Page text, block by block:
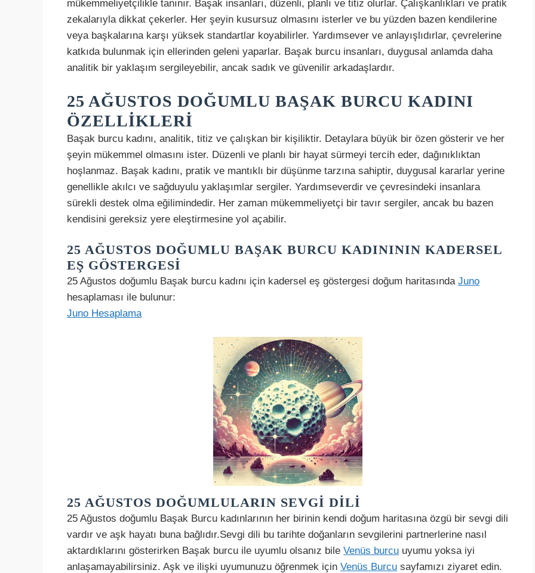
mükemmeliyetçilikle tanınır. Başak insanları, düzenli, planlı ve titiz olurlar. Çalışkanlıkları ve pratik
zekalarıyla dikkat çekerler. Her şeyin kusursuz olmasını isterler ve bu yüzden bazen kendilerine
veya başkalarına karşı yüksek standartlar koyabilirler. Yardımsever ve anlayışlıdırlar, çevrelerine
katkıda bulunmak için ellerinden geleni yaparlar. Başak burcu insanları, duygusal anlamda daha
analitik bir yaklaşım sergileyebilir, ancak sadık ve güvenilir arkadaşlardır.
25 AĞUSTOS DOĞUMLU BAŞAK BURCU KADINI
ÖZELLIKLERI
Başak burcu kadını, analitik, titiz ve çalışkan bir kişiliktir. Detaylara büyük bir özen gösterir ve her
şeyin mükemmel olmasını ister. Düzenli ve planlı bir hayat sürmeyi tercih eder, dağınıklıktan
hoşlanmaz. Başak kadını, pratik ve mantıklı bir düşünme tarzına sahiptir, duygusal kararlar yerine
genellikle akılcı ve sağduyulu yaklaşımlar sergiler. Yardımseverdir ve çevresindeki insanlara
sürekli destek olma eğilimindedir. Her zaman mükemmeliyetçi bir tavır sergiler, ancak bu bazen
kendisini gereksiz yere eleştirmesine yol açabilir.
25 AĞUSTOS DOĞUMLU BAŞAK BURCU KADINININ KADERSEL
EŞ GÖSTERGESI
25 Ağustos doğumlu Başak burcu kadını için kadersel eş göstergesi doğum haritasında Juno
hesaplaması ile bulunur:
Juno Hesaplama
25 AĞUSTOS DOĞUMLULARIN SEVGI DILI
25 Ağustos doğumlu Başak Burcu kadınlarının her birinin kendi doğum haritasına özgü bir sevgi dili
vardır ve aşk hayatı buna bağlıdır.Sevgi dili bu tarihte doğanların sevgilerini partnerlerine nasıl
aktardıklarını gösterirken Başak burcu ile uyumlu olsanız bile Venüs burcu uyumu yoksa iyi
anlaşamayabilirsiniz. Aşk ve ilişki uyumunuzu öğrenmek için Venüs Burcu sayfamızı ziyaret edin.